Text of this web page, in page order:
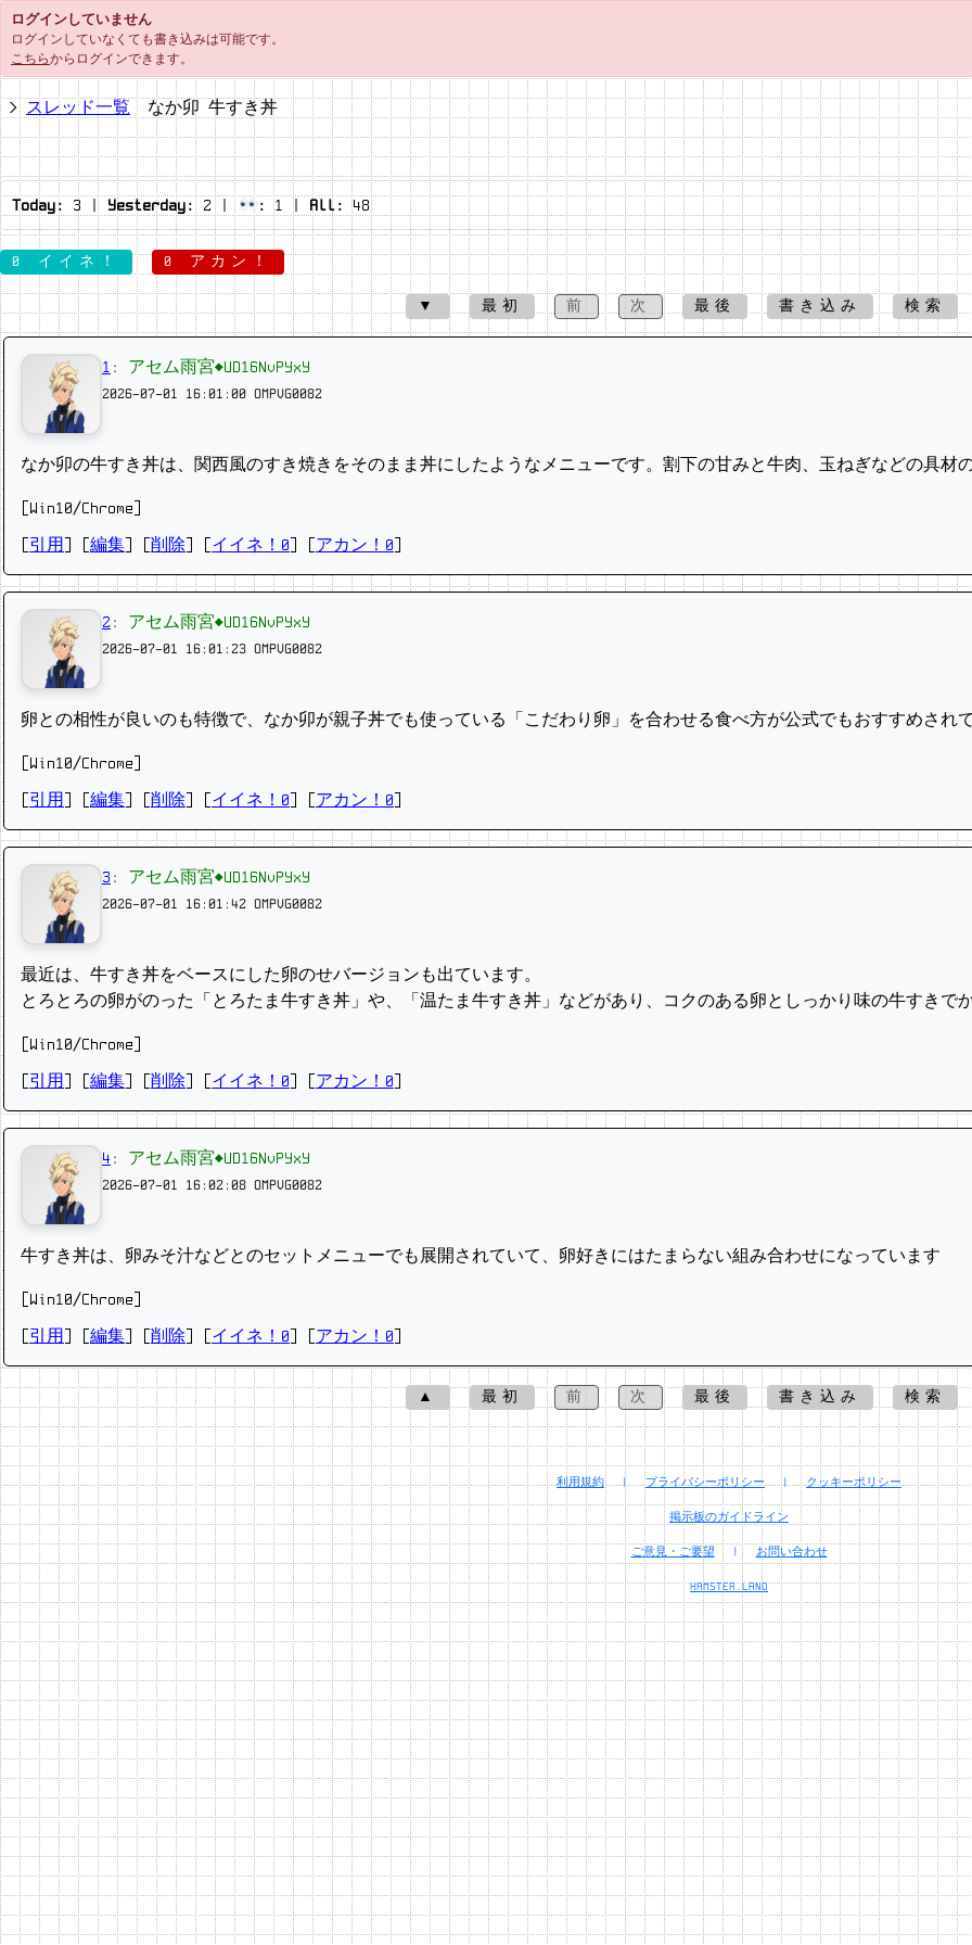
ログインしていません
ログインしていなくても書き込みは可能です。
こちらからログインできます。
スレッド一覧 なか卯 牛すき丼
Today: 3 | Yesterday:2 | : 1 | All: 48
0 イイネ！ 0 アカン！
▼ 最初 前 次 最後 書き込み 検索
1 : アセム雨宮◆UD16NvPYxY
2026-07-01 16:01:00 OMPVG0082
なか卯の牛すき丼は、関西風のすき焼きをそのまま丼にしたようなメニューです。割下の甘みと牛肉、玉ねぎなどの具材
[Win10/Chrome]
引用 編集 削除 イイネ！0 アカン！0
2 : アセム雨宮◆UD16NvPYxY
2026-07-01 16:01:23 OMPVG0082
卵との相性が良いのも特徴で、なか卯が親子丼でも使っている「こだわり卵」を合わせる食べ方が公式でもおすすめされ
[Win10/Chrome]
引用 編集 削除 イイネ！0 アカン！0
3 : アセム雨宮◆UD16NvPYxY
2026-07-01 16:01:42 OMPVG0082
最近は、牛すき丼をベースにした卵のせバージョンも出ています。
とろとろの卵がのった「とろたま牛すき丼」や、「温たま牛すき丼」などがあり、コクのある卵としっかり味の牛すきで
[Win10/Chrome]
引用 編集 削除 イイネ！0 アカン！0
4 : アセム雨宮◆UD16NvPYxY
2026-07-01 16:02:08 OMPVG0082
牛すき丼は、卵みそ汁などとのセットメニューでも展開されていて、卵好きにはたまらない組み合わせになっています
[Win10/Chrome]
引用 編集 削除 イイネ！0 アカン！0
▲ 最初 前 次 最後 書き込み 検索
利用規約 | プライバシーポリシー | クッキーポリシー
掲示板のガイドライン
ご意見・ご要望 | お問い合わせ
HAMSTER.LAND